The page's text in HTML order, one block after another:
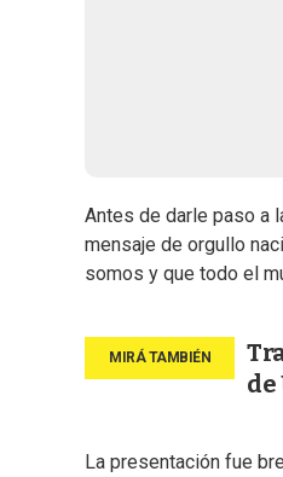
Antes de darle paso a
mensaje de orgullo
somos y que todo el
de
La presentación fue